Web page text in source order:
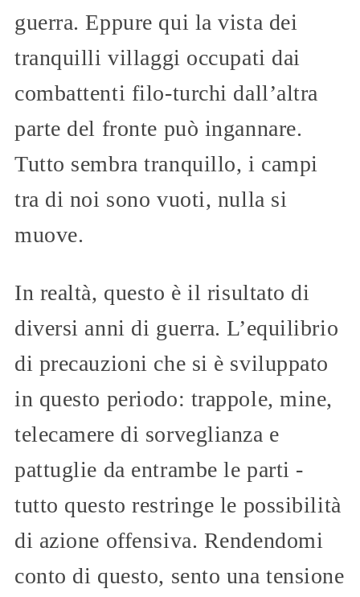
guerra. Eppure qui la vista dei
tranquilli villaggi occupati dai
combattenti filo-turchi dall’altra
parte del fronte può ingannare.
Tutto sembra tranquillo, i campi
tra di noi sono vuoti, nulla si
muove.
In realtà, questo è il risultato di
diversi anni di guerra. L’equilibrio
di precauzioni che si è sviluppato
in questo periodo: trappole, mine,
telecamere di sorveglianza e
pattuglie da entrambe le parti -
tutto questo restringe le possibilità
di azione offensiva. Rendendomi
conto di questo, sento una tensione